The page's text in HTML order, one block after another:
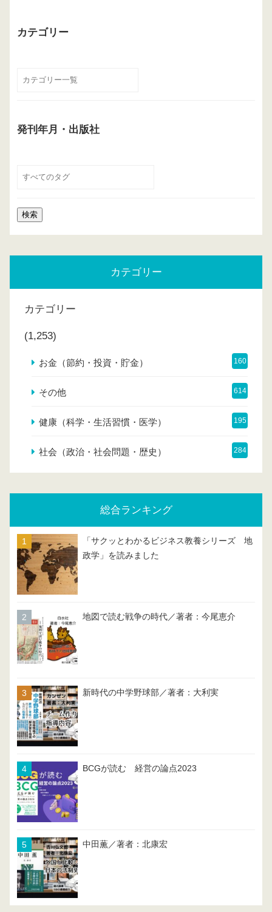
カテゴリー
発刊年月・出版社
カテゴリー
カテゴリー
(1,253)
お金（節約・投資・貯金） 160
その他 614
健康（科学・生活習慣・医学） 195
社会（政治・社会問題・歴史） 284
総合ランキング
「サクッとわかるビジネス教養シリーズ 地
政学」を読みました
地図で読む戦争の時代／著者：今尾恵介
新時代の中学野球部／著者：大利実
BCGが読む 経営の論点2023
中田薫／著者：北康宏